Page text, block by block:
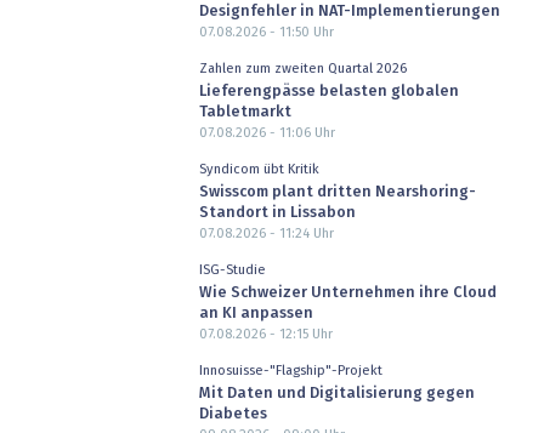
Designfehler in NAT-Implementierungen
07.08.2026 - 11:50 Uhr
Zahlen zum zweiten Quartal 2026
Lieferengpässe belasten globalen
Tabletmarkt
07.08.2026 - 11:06Uhr
Syndicom übt Kritik
Swisscom plant dritten Nearshoring-
Standort in Lissabon
07.08.2026 - 11:24Uhr
ISG-Studie
Wie Schweizer Unternehmen ihre Cloud
an KI anpassen
07.08.2026 - 12:15Uhr
Innosuisse-"Flagship"-Projekt
Mit Daten und Digitalisierung gegen
Diabetes